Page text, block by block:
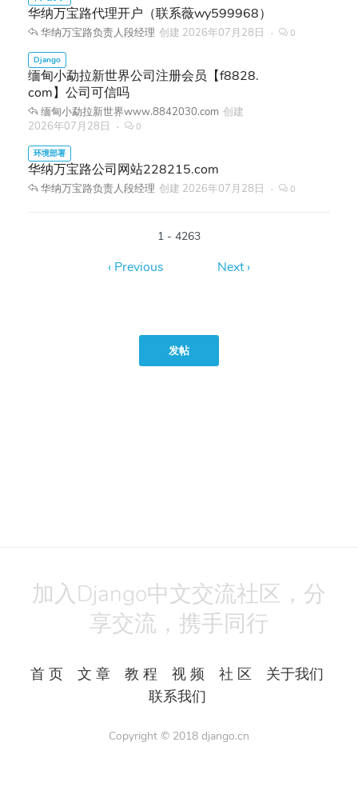
华纳万宝路代理开户（联系薇wy599968）
华纳万宝路负责人段经理 创建 2026年07月28日 0
缅甸小勐拉新世界公司注册会员【f8828.
com】公司可信吗
缅甸小勐拉新世界www.8842030.com 创建
2026年07月28日
0
华纳万宝路公司网站228215.com
华纳万宝路负责人段经理 创建 2026年07月28日 0
1 - 4263
发帖
加入Django中文交流社区，分
享交流，携手同行
首 页 文 章 教 程 视 频 社 区
关于我们
联系我们
Copyright © 2018 django.cn